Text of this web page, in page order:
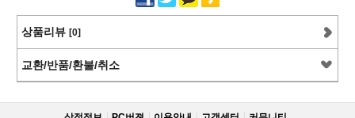
상품리뷰 [0]
교환/반품/환불/취소